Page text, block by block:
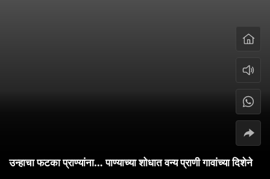
उन्हाचा फटका प्राण्यांना… पाण्याच्या शोधात वन्य प्राणी गावांच्या दिशेने